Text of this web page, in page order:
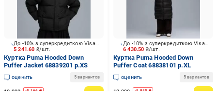
5 241.60 ₴/шт.
До -10% з суперкредиткою Visa Вигода
Куртка Puma Hooded Down
Puffer Jacket 68839201 р.XS
оценить 5 вариантов
6 430.50 ₴/шт.
До -10% з суперкредиткою Visa Вигода
Куртка Puma Hooded Down
Puffer Coat 68838101 р.XL
оценить 5 вариантов